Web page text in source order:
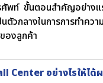
ศัพท์ ขั้นตอนสำคัญอย่าง
นตัวกลางในการการทำค
องลูกค้า
Center อย่างไรให้ได้